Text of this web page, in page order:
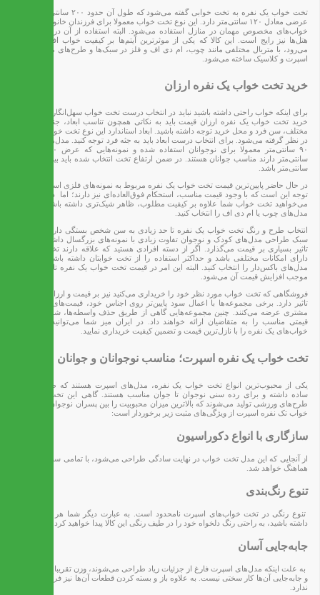
تخت خواب یک نفره به تخت خوابی گفته می‌شود که طول آن حدود ۲۰۰ سانتی‌متر بوده و
عرضی معادل ۱۲۰ سانتی‌متر دارد. این نوع تخت خواب معمولا برای فرزندان خانواده یا در اتاق
خواب‌های مخصوص مهمان در منازل استفاده می‌شود. البته استفاده از آن در خوابگاه‌ها و
هتل‌ها نیز رایج است. این کالا که یکی از موثرترین آیتم‌ها بر کیفیت خواب افراد به شمار
می‌رود، با متریال مختلفی مانند چوب، ام دی اف و فلز در سبک‌ها و طرح‌های مختلفی مانند
اسپرت و کلاسیک ساخته می‌شود.
خرید تخت خواب یک نفره ارزان
برای اینکه خواب راحتی داشته باشید نباید در انتخاب درست تخت خواب سهل‌انگاری کنید‌. برای
خرید تخت خواب یک نفره ارزان قیمت باید به نکاتی همچون تناسب ابعاد، جنس، امکانات
در نظر گرفته می‌شود. برای انتخاب درست ابعاد باید به جثه فرد توجه کنید. مدل‌هایی با عرض
سانتی‌متر باشد.
در حال حاضر پایین‌ترین قیمت تخت خواب یک نفره مربوط به نمونه‌های فلزی است. نکته قابل
توجه این است که با وجود قیمت مناسب،‌ استحکام‌ فوق‌العاده‌ای نیز دارند؛ اما در صورتی که
می‌خواهید تخت خواب شما علاوه بر کیفیت مطلوب، ظاهر شیک‌تری داشته باشد بهتر است
مدل‌های چوب یا ام دی اف را انتخاب کنید.
انتخاب طرح و رنگ تخت خواب یک نفره تا حد زیادی به سن شخص بستگی دارد. برای مثال
سبک طراحی مدل‌های کودک و نوجوان تفاوت زیادی با نمونه‌های بزرگسال داشته و این امر
تاثیر بسیاری بر قیمت می‌گذارد. اگر از دسته افرادی هستید که علاقه دارند تخت خوابشان
دارای امکانات مختلفی باشد و حداکثر استفاده را از تخت خوابتان داشته باشید، می‌توانید
مدل‌های باکس‌دار را انتخاب کنید. البته این امر در قیمت تخت خواب یک نفره تاثیر گذاشته و
موجب افزایش قیمت آن می‌شود.
فروشگاهی که تخت خواب مورد نظر خود را خریداری می‌کنید نیز بر قیمت و ارزان بودن تخت
تاثیر دارد. برخی مجموعه‌ها با اعمال سود پایین‌تر روی اجناس خود، قیمت‌های پایین‌تری به
مشتری عرضه می‌کنند. چنین مجموعه‌هایی گاهی از طریق حذف واسطه‌ها، شرایط خرید با
قیمتی مناسب را به متقاضیان ارائه خواهند داد. در ایران میز شما می‌توانید انواع تخت
خواب‌های یک نفره را با نازل‌ترین قیمت و تضمین کیفیت خریداری نمایید.
تخت خواب یک نفره اسپرت؛ مناسب نوجوانان و جوانان
یکی از محبوب‌ترین انواع تخت خواب یک نفره، مدل‌های اسپرت هستند که ظاهری تقریبا
ساده داشته و برای رده سنی نوجوان تا جوان مناسب هستند. گاهی این تخت خواب‌ها با
طرح‌های ورزشی تولید می‌شوند که بالاترین میزان محبوبیت را بین پسران نوجوان دارند. تخت
خواب تک نفره اسپرت از ویژگی‌های مثبت زیر برخوردار است:
سازگاری با انواع دکوراسیون
از آنجایی که این مدل تخت خواب در نهایت سادگی طراحی می‌شود، با تمامی سبک‌های مدرن
هماهنگ خواهد شد.
تنوع رنگ‌بندی
تنوع رنگی در تخت خواب‌های اسپرت نامحدود است. به عبارت دیگر شما هر سلیقه‌ای که
داشته باشید، به ‌راحتی رنگ دلخواه خود را در طیف رنگی این کالا پیدا خواهید کرد.
جابه‌جایی آسان
به علت اینکه مدل‌های اسپرت فارغ از جزئیات زیاد طراحی می‌شوند، وزن تقریبا سبکی داشته
و جابه‌جایی آن‌ها کار سختی نیست. به علاوه باز و بسته کردن قطعات آن‌ها نیز فرآیند پیچیده‌ای
ندارد.